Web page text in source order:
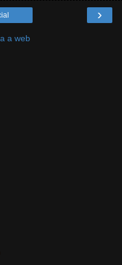
›
a web